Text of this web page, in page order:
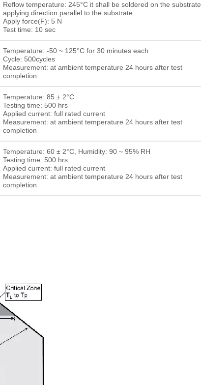
Reflow temperature: 245°C it shall be soldered on the substrate
applying direction parallel to the substrate
Apply force(F): 5 N
Test time: 10 sec
Temperature: -50 ~ 125°C for 30 minutes each
Cycle: 500cycles
Measurement: at ambient temperature 24 hours after test
completion
Temperature: 85 ± 2°C
Testing time: 500 hrs
Applied current: full rated current
Measurement: at ambient temperature 24 hours after test
completion
Temperature: 60 ± 2°C, Humidity: 90 ~ 95% RH
Testing time: 500 hrs
Applied current: full rated current
Measurement: at ambient temperature 24 hours after test
completion